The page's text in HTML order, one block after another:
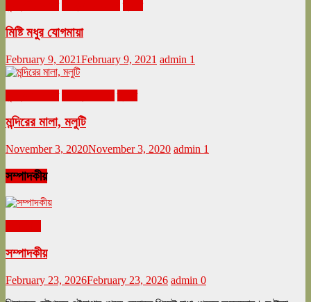
মিষ্টি মধুর যোগমায়া
February 9, 2021February 9, 2021 admin 1
মন্দিরের মালা, মলুটি
November 3, 2020November 3, 2020 admin 1
সম্পাদকীয়
সম্পাদকীয়
February 23, 2026February 23, 2026 admin 0